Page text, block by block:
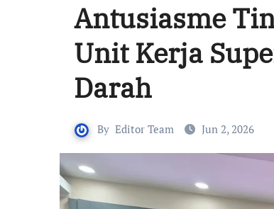
Antusiasme
Unit Kerja
Darah
By Editor Team Jun 2, 2026